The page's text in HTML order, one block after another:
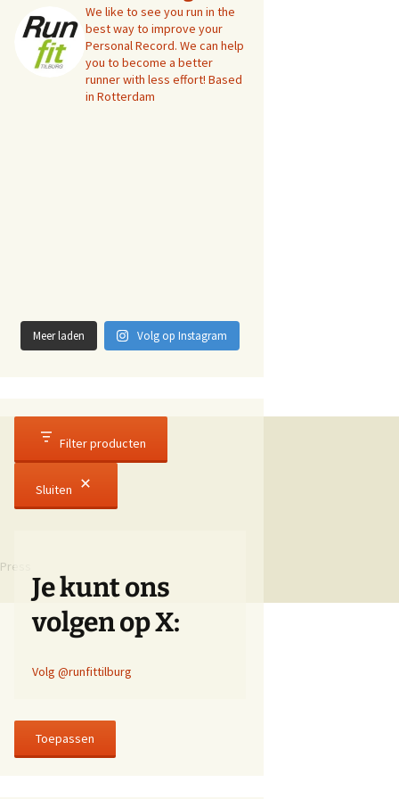
We like to see you run in the
best way to improve your
Personal Record. We can help
you to become a better
runner with less effort! Based
in Rotterdam
Meer laden Volg op Instagram
Filter producten
Sluiten
Je kunt ons
volgen op X:
Volg @runfittilburg
Toepassen